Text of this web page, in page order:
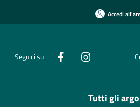
Accedi
Seguici su
Tutti gli